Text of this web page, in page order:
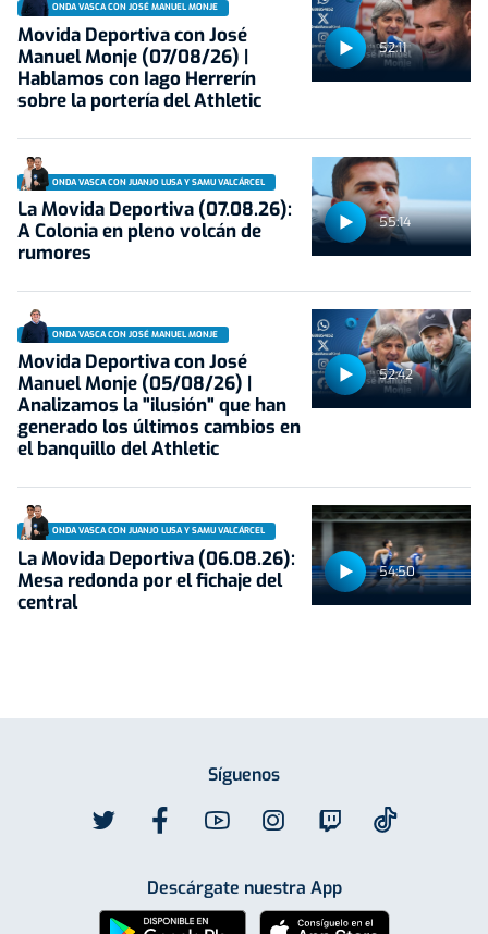
52:11
ONDA VASCA CON JOSÉ MANUEL MONJE
Movida Deportiva con José
Manuel Monje (07/08/26) |
Hablamos con Iago Herrerín
sobre la portería del Athletic
55:14
ONDA VASCA CON JUANJO LUSA Y SAMU VALCÁRCEL
La Movida Deportiva (07.08.26):
A Colonia en pleno volcán de
rumores
52:42
ONDA VASCA CON JOSÉ MANUEL MONJE
Movida Deportiva con José
Manuel Monje (05/08/26) |
Analizamos la "ilusión" que han
generado los últimos cambios en
el banquillo del Athletic
54:50
ONDA VASCA CON JUANJO LUSA Y SAMU VALCÁRCEL
La Movida Deportiva (06.08.26):
Mesa redonda por el fichaje del
central
Síguenos
Descárgate nuestra App